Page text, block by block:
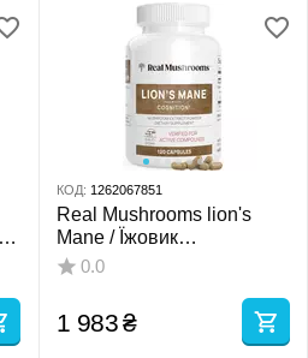
КОД: 1262067851
Real Mushrooms lion's
Mane / Їжовик
гребінчастий органік 120
0.0
1 983₴